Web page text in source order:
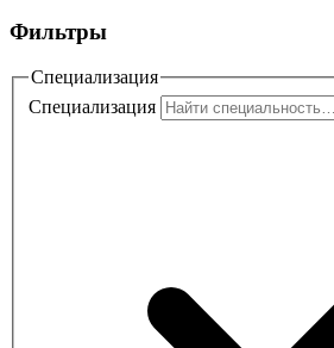
Фильтры
Специализация
Специализация